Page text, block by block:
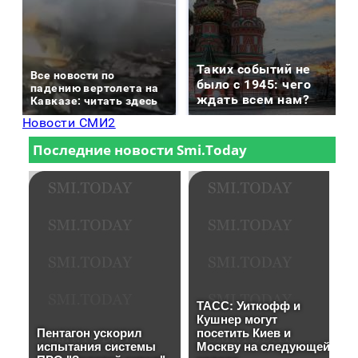
Все новости по
падению вертолета на
Кавказе: читать здесь
Таких событий не
было с 1945: чего
ждать всем нам?
Новости СМИ2